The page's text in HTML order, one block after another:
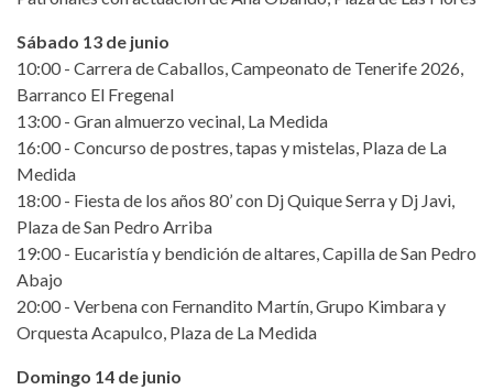
Sábado 13 de junio
10:00 - Carrera de Caballos, Campeonato de Tenerife 2026,
Barranco El Fregenal
13:00 - Gran almuerzo vecinal, La Medida
16:00 - Concurso de postres, tapas y mistelas, Plaza de La
Medida
18:00 - Fiesta de los años 80’ con Dj Quique Serra y Dj Javi,
Plaza de San Pedro Arriba
19:00 - Eucaristía y bendición de altares, Capilla de San Pedro
Abajo
20:00 - Verbena con Fernandito Martín, Grupo Kimbara y
Orquesta Acapulco, Plaza de La Medida
Domingo 14 de junio